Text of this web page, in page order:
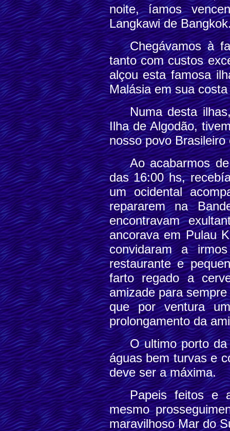
noite, íamos
Langkawi de
Chegávamos à
tanto com custos
alçou esta famosa
Malásia em sua
Numa desta
Ilha de Algodão,
nosso povo Brasileiro
Ao acabarmos
das 16:00 hs,
um ocidental
repararem na
encontravam
ancorava em Pulau
convidaram a
restaurante e
farto regado a
amizade para
que por ventura
prolongamento da
O ultimo porto
águas bem turvas e
deve ser a máxima.
Papeis feitos e
mesmo
maravilhoso Mar do